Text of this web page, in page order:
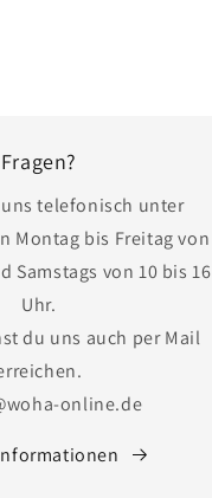
Fragen?
telefonisch unter
Montag bis Freitag von
Samstags von 10 bis 16
Uhr.
du uns auch per Mail
online.de